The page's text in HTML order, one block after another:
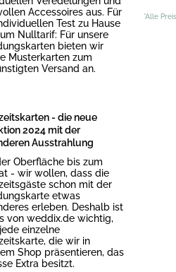
Accessoires aus. Für
Test zu Hause
Nulltarif: Für unsere
bieten wir
Musterkarten zum
Versand an.
- die neue
2024 mit der
Ausstrahlung
Oberfläche bis zum
- wir wollen, dass die
schon mit der
etwas
erleben. Deshalb ist
von weddix.de wichtig,
einzelne
die wir in
Shop präsentieren, das
Extra besitzt.
*Alle